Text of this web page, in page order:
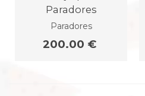
Paradores
Paradores
200.00 €